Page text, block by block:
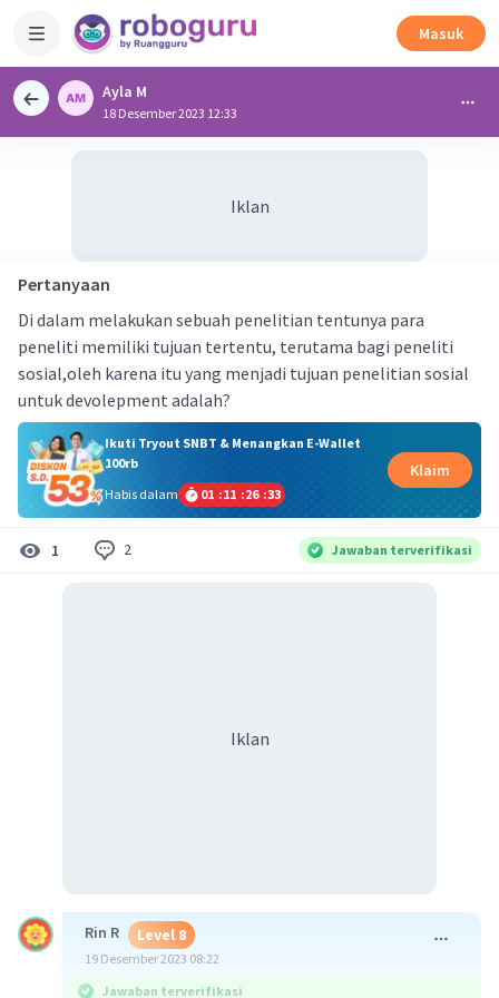
Masuk
Ayla M
18 Desember 2023 12:33
Iklan
Pertanyaan
Di dalam melakukan sebuah penelitian tentunya para
peneliti memiliki tujuan tertentu, terutama bagi peneliti
sosial,oleh karena itu yang menjadi tujuan penelitian sosial
untuk devolepment adalah?
Ikuti Tryout SNBT & Menangkan E-Wallet
100rb
Habis dalam
01 :11 :26 :32
Klaim
1 2 Jawaban terverifikasi
Iklan
Rin R Level 8
19 Desember 2023 08:22
Jawaban terverifikasi